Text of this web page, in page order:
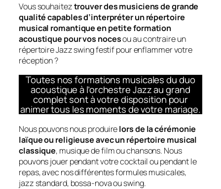
Vous souhaiteztrouver des musiciens de grande
qualité capables d’interpréter un répertoire
musical romantique en petite formation
acoustique pour vos nocesou au contraire un
répertoire Jazz swing festif pour enflammer votre
réception ?
Toutes nos formations musicales du duo
acoustique à l’orchestre Jazz au grand
complet sont à votre disposition pour
animer tous les moments de votre mariage.
Nous pouvons nous produirelors de la cérémonie
laïque ou religieuse avec un répertoire musical
classique, musique de film ou chansons. Nous
pouvons jouer pendant votre cocktail ou pendant le
repas, avec nos différentes formules musicales,
jazz standard, bossa-nova ou swing.